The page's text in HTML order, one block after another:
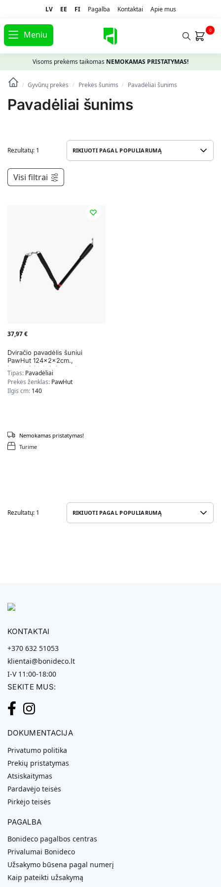
LV EE FI Pagalba Kontaktai Apie mus
Meniu 0
Visoms prekėms taikomas NEMOKAMAS PRISTATYMAS!
/ Gyvūnų prekės / Prekės šunims / Pavadėliai šunims
Pavadėliai šunims
Rezultatų: 1
Visi filtrai
37,97€
Dviračio pavadėlis šuniui
PawHut 124x2x2cm.,
juodos/sidabrinės spalvos
Tipas: Pavadėliai
Prekės ženklas: PawHut
Ilgis cm: 140
Turime
Nemokamas pristatymas!
Rezultatų: 1
KONTAKTAI
+370 632 51053
klientai@bonideco.lt
I-V 11:00-18:00
SEKITE MUS:
DOKUMENTACIJA
Privatumo politika
Prekių pristatymas
Atsiskaitymas
Pardavėjo teisės
Pirkėjo teisės
PAGALBA
Bonideco pagalbos centras
Privalumai Bonideco
Užsakymo būsena pagal numerį
Kaip pateikti užsakymą